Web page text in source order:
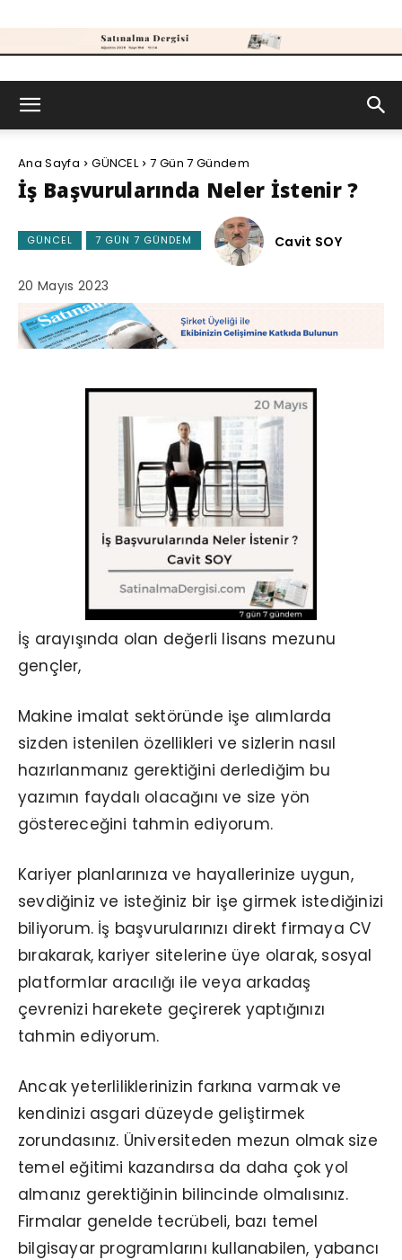
Ana Sayfa GÜNCEL 7 Gün 7 Gündem
İş Başvurularında Neler İstenir ?
GÜNCEL 7 GÜN 7 GÜNDEM Cavit SOY
20 Mayıs 2023
İş arayışında olan değerli lisans mezunu
gençler,
Makine imalat sektöründe işe alımlarda
sizden istenilen özellikleri ve sizlerin nasıl
hazırlanmanız gerektiğini derlediğim bu
yazımın faydalı olacağını ve size yön
göstereceğini tahmin ediyorum.
Kariyer planlarınıza ve hayallerinize uygun,
sevdiğiniz ve isteğiniz bir işe girmek istediğinizi
biliyorum. İş başvurularınızı direkt firmaya CV
bırakarak, kariyer sitelerine üye olarak, sosyal
platformlar aracılığı ile veya arkadaş
çevrenizi harekete geçirerek yaptığınızı
tahmin ediyorum.
Ancak yeterliliklerinizin farkına varmak ve
kendinizi asgari düzeyde geliştirmek
zorundasınız. Üniversiteden mezun olmak size
temel eğitimi kazandırsa da daha çok yol
almanız gerektiğinin bilincinde olmalısınız.
Firmalar genelde tecrübeli, bazı temel
bilgisayar programlarını kullanabilen, yabancı